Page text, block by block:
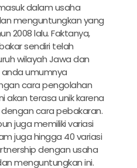
dalam usaha
menguntungkan yang
2008 lalu. Faktanya,
sendiri telah
wilayah Jawa dan
umumnya
cara pengolahan
akan terasa unik karena
cara pebakaran.
juga memiliki variasi
juga hingga 40 variasi
dengan usaha
menguntungkan ini.